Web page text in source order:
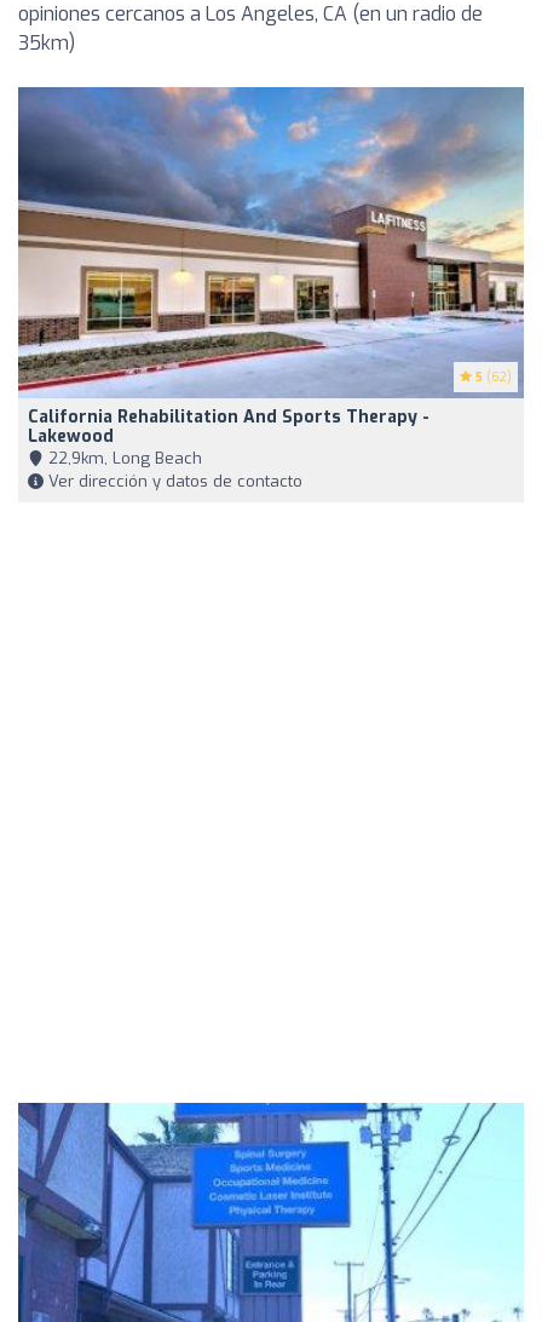
opiniones cercanos a Los Angeles, CA (en un radio de
35km)
5 (62)
California Rehabilitation And Sports Therapy -
Lakewood
22,9km, Long Beach
Ver dirección y datos de contacto